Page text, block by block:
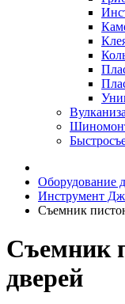
Оборудование
Инструмент
Съемник
Съемник
дверей